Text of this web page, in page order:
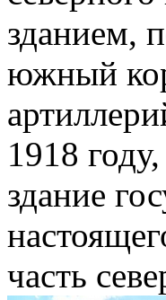
зданием,
южный
1918
здание
часть